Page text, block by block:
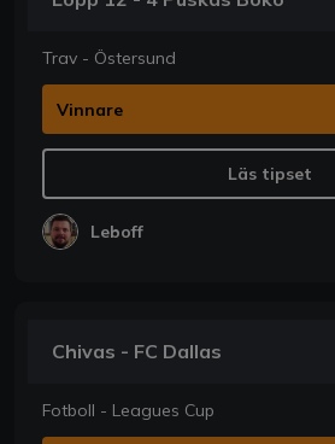
Trav - Östersund
Vinnare
Läs tipset
Leboff
Chivas - FC Dallas
Fotboll - Leagues Cup